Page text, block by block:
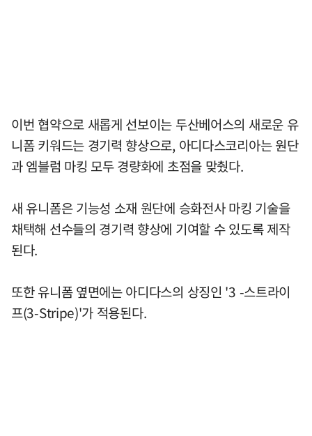
이번 협약으로 새롭게 선보이는 두산베어스의 새로운 유
니폼 키워드는 경기력 향상으로, 아디다스코리아는 원단
과 엠블럼 마킹 모두 경량화에 초점을 맞췄다.
새 유니폼은 기능성 소재 원단에 승화전사 마킹 기술을
채택해 선수들의 경기력 향상에 기여할 수 있도록 제작
된다.
또한 유니폼 옆면에는 아디다스의 상징인 '3 -스트라이
프(3-Stripe)'가 적용된다.